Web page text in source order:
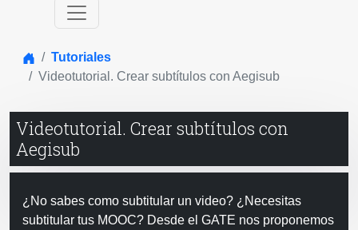
Inicio
Tutoriales
Videotutorial. Crear subtítulos con Aegisub
Videotutorial. Crear subtítulos con
Aegisub
¿No sabes como subtitular un video? ¿Necesitas
subtitular tus MOOC? Desde el GATE nos proponemos